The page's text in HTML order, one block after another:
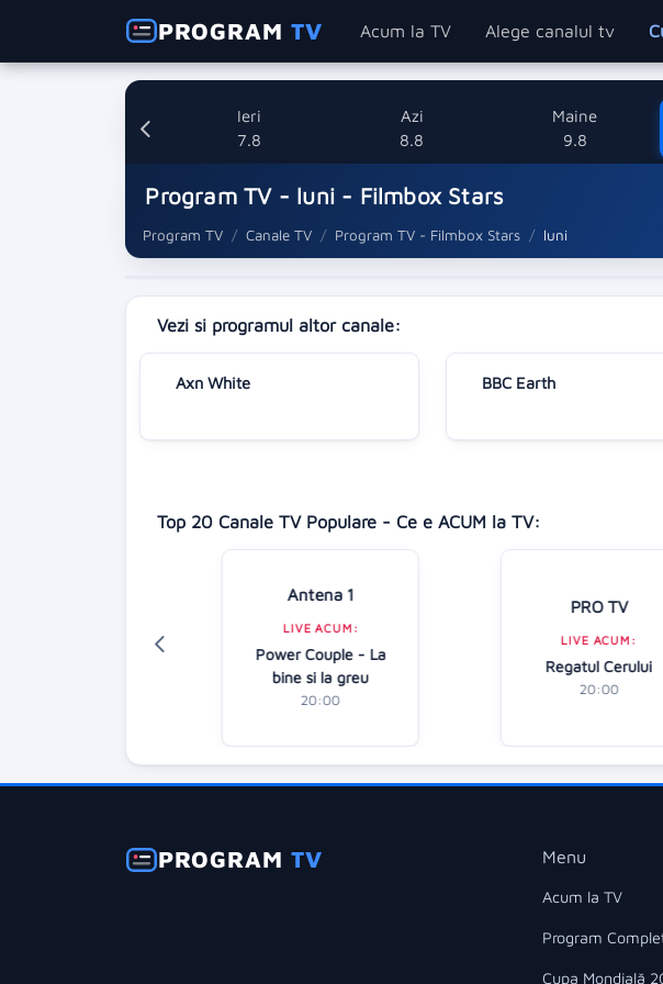
PROGRAMTV Acum la TV Alege canalul tv
Ieri
7.8
Azi
8.8
Maine
9.8
Program TV - luni - Filmbox Stars
Program TV Canale TV Program TV - Filmbox Stars luni
Vezi si programul altor canale:
Axn White BBC Earth
Top 20 Canale TV Populare - Ce e ACUM la TV:
Antena 1
LIVE ACUM:
Power Couple - La
bine si la greu
20:00
PRO TV
LIVE ACUM:
Regatul Cerului
20:00
PROGRAMTV Menu
Acum la TV
Program
Cupa Mondială